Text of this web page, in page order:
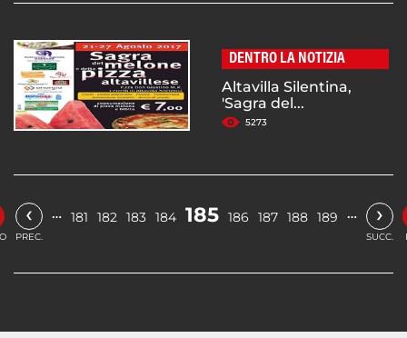
DENTRO LA NOTIZIA
Altavilla Silentina,
'Sagra del...
5273
‹
PREC.
… 181 182 183 184 185 186 187 188 189 … ›
SUCC.